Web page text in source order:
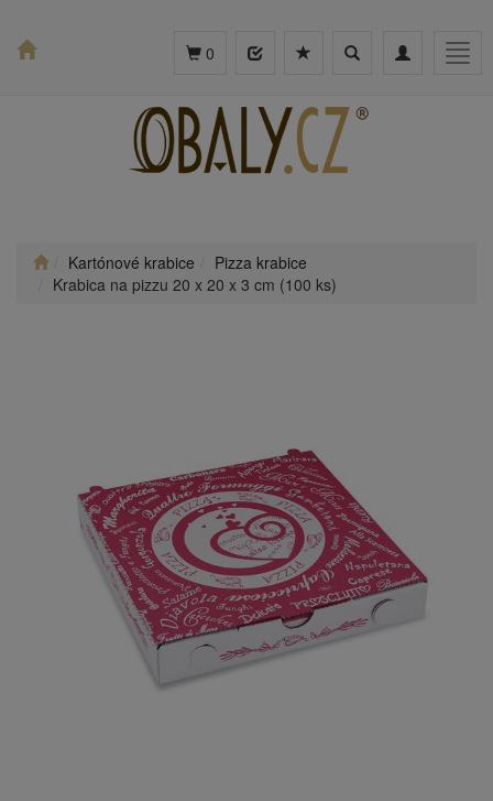
Toggle
Toggle
0
Kartónové krabice
Pizza krabice
Krabica na pizzu 20 x 20 x 3 cm (100 ks)